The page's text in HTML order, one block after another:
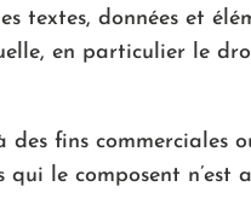
textes, données et
en particulier le
fins commerciales
le composent n’est